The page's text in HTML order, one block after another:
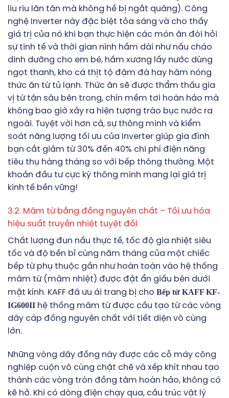
liu riu lăn tăn mà không hề bị ngắt quãng). Công
nghệ Inverter này đặc biệt tỏa sáng và cho thấy
giá trị của nó khi bạn thực hiện các món ăn đòi hỏi
sự tinh tế và thời gian ninh hầm dài như nấu cháo
dinh dưỡng cho em bé, hầm xương lấy nước dùng
ngọt thanh, kho cá thịt tộ đậm đà hay hâm nóng
thức ăn từ tủ lạnh. Thức ăn sẽ được thẩm thấu gia
vị từ tận sâu bên trong, chín mềm tơi hoàn hảo mà
không bao giờ xảy ra hiện tượng trào bục nước ra
ngoài. Tuyệt vời hơn cả, sự thông minh và kiểm
soát năng lượng tối ưu của Inverter giúp gia đình
bạn cắt giảm từ 30% đến 40% chi phí điện năng
tiêu thụ hàng tháng so với bếp thông thường. Một
khoản đầu tư cực kỳ thông minh mang lại giá trị
kinh tế bền vững!
3.2. Mâm từ bằng đồng nguyên chất – Tối ưu hóa
hiệu suất truyền nhiệt tuyệt đối
Chất lượng đun nấu thực tế, tốc độ gia nhiệt siêu
tốc và độ bền bỉ cùng năm tháng của một chiếc
bếp từ phụ thuộc gần như hoàn toàn vào hệ thống
mâm từ (mâm nhiệt) được đặt ẩn giấu bên dưới
mặt kính. KAFF đã ưu ái trang bị cho Bếp từ KAFF KF-
IG600II hệ thống mâm từ được cấu tạo từ các vòng
dây cáp đồng nguyên chất với tiết diện vô cùng
lớn.
Những vòng dây đồng này được các cỗ máy công
nghiệp cuộn vô cùng chặt chẽ và xếp khít nhau tạo
thành các vòng tròn đồng tâm hoàn hảo, không có
kẽ hở. Khi có dòng điện chạy qua, cấu trúc vật lý